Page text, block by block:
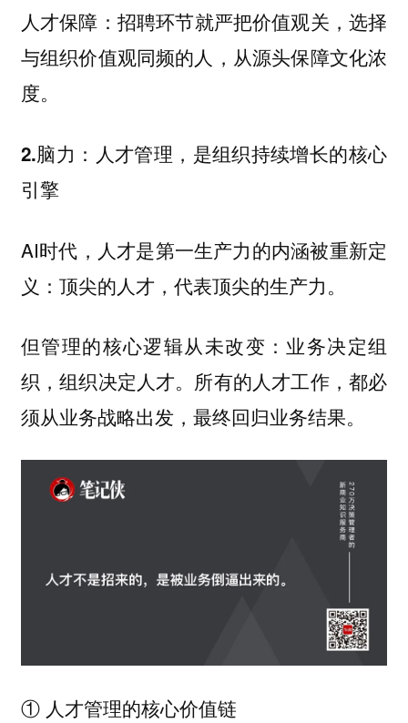
人才保障： 招聘环节就严把价值观关，选择
与组织价值观同频的人，从源头保障文化浓
度。
2.脑力：人才管理，是组织持续增长的核心
引擎
AI时代，人才是第一生产力的内涵被重新定
义：顶尖的人才，代表顶尖的生产力。
但管理的核心逻辑从未改变： 业务决定组
织，组织决定人才。所有的人才工作，都必
须从业务战略出发，最终回归业务结果。
① 人才管理的核心价值链